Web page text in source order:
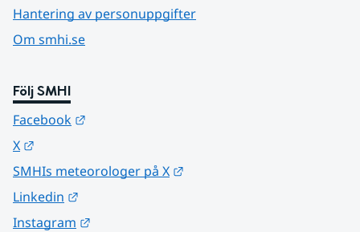
Hantering av personuppgifter
Om smhi.se
Följ SMHI
Facebook
X
SMHIs meteorologer på X
Linkedin
Instagram